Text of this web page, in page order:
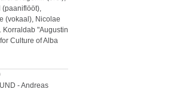
(paaniflööt),
(vokaal), Nicolae
Korraldab "Augustin
Culture of Alba
- Andreas